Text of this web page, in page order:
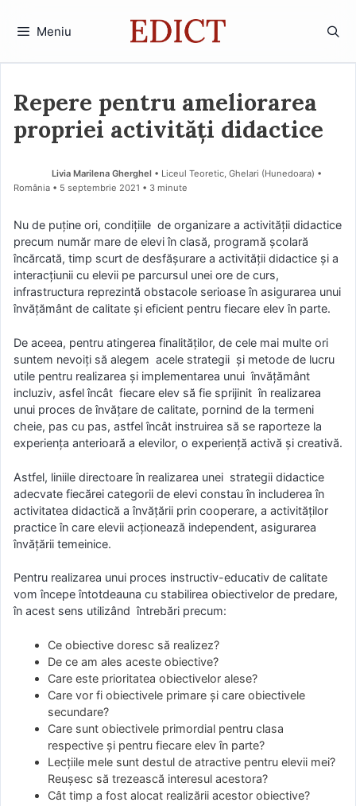
Meniu
Repere pentru ameliorarea
propriei activități didactice
Livia Marilena Gherghel • Liceul Teoretic, Ghelari (Hunedoara) •
România
5 septembrie 2021 • 3 minute
Nu de puţine ori, condiţiile de organizare a activității didactice
precum număr mare de elevi în clasă, programă şcolară
încărcată, timp scurt de desfășurare a activităţii didactice şi a
interacţiunii cu elevii pe parcursul unei ore de curs,
infrastructura reprezintă obstacole serioase în asigurarea unui
învăţământ de calitate și eficient pentru fiecare elev în parte.
De aceea, pentru atingerea finalităților, de cele mai multe ori
suntem nevoiți să alegem acele strategii și metode de lucru
utile pentru realizarea și implementarea unui învățământ
incluziv, asfel încât fiecare elev să fie sprijinit în realizarea
unui proces de învăţare de calitate, pornind de la termeni
cheie, pas cu pas, astfel încât instruirea să se raporteze la
experienţa anterioară a elevilor, o experiență activă și creativă.
Astfel, liniile directoare în realizarea unei strategii didactice
adecvate fiecărei categorii de elevi constau în includerea în
activitatea didactică a învăţării prin cooperare, a activităţilor
practice în care elevii acţionează independent, asigurarea
învăţării temeinice.
Pentru realizarea unui proces instructiv-educativ de calitate
vom începe întotdeauna cu stabilirea obiectivelor de predare,
în acest sens utilizând întrebări precum:
Ce obiective doresc să realizez?
De ce am ales aceste obiective?
Care este prioritatea obiectivelor alese?
Care vor fi obiectivele primare și care obiectivele
secundare?
Care sunt obiectivele primordial pentru clasa
respective și pentru fiecare elev în parte?
Lecțiile mele sunt destul de atractive pentru elevii mei?
Reușesc să trezească interesul acestora?
Cât timp a fost alocat realizării acestor obiective?